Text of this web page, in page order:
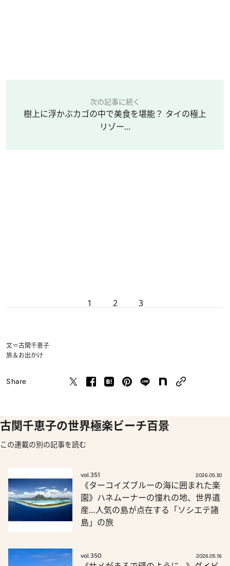
次の記事に続く
樹上に浮かぶカゴの中で美食を堪能？ タイの極上
リゾー...
1 2 3
文＝古関千恵子
旅＆お出かけ
Share
古関千恵子の世界極楽ビーチ百景
この連載の別の記事を読む
vol.351 2026.05.30
《ターコイズブルーの海に囲まれた楽
園》ハネムーナーの憧れの地、世界遺
産…人気の島が点在する「ソシエテ諸
島」の旅
vol.350 2026.05.16